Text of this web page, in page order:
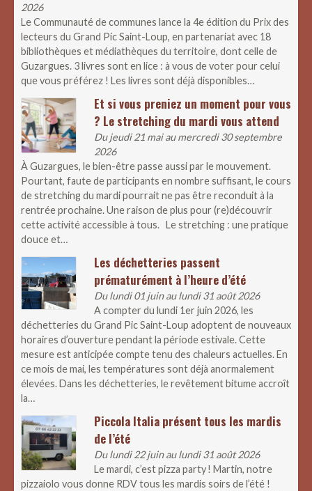
2026
Le Communauté de communes lance la 4e édition du Prix des
lecteurs du Grand Pic Saint-Loup, en partenariat avec 18
bibliothèques et médiathèques du territoire, dont celle de
Guzargues. 3 livres sont en lice : à vous de voter pour celui
que vous préférez ! Les livres sont déjà disponibles…
Et si vous preniez un moment pour vous
? Le stretching du mardi vous attend
Du jeudi 21 mai au mercredi 30 septembre
2026
À Guzargues, le bien-être passe aussi par le mouvement.
Pourtant, faute de participants en nombre suffisant, le cours
de stretching du mardi pourrait ne pas être reconduit à la
rentrée prochaine. Une raison de plus pour (re)découvrir
cette activité accessible à tous. Le stretching : une pratique
douce et…
Les déchetteries passent
prématurément à l’heure d’été
Du lundi 01 juin au lundi 31 août 2026
A compter du lundi 1er juin 2026, les
déchetteries du Grand Pic Saint-Loup adoptent de nouveaux
horaires d’ouverture pendant la période estivale. Cette
mesure est anticipée compte tenu des chaleurs actuelles. En
ce mois de mai, les températures sont déjà anormalement
élevées. Dans les déchetteries, le revêtement bitume accroît
la…
Piccola Italia présent tous les mardis
de l’été
Du lundi 22 juin au lundi 31 août 2026
Le mardi, c’est pizza party ! Martin, notre
pizzaiolo vous donne RDV tous les mardis soirs de l’été !